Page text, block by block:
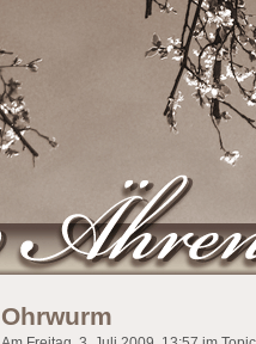
Ohrwurm